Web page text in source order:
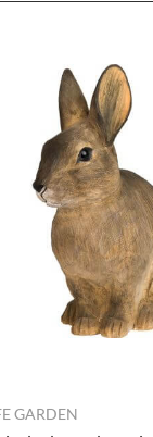
GARDEN
niezbędne do
narzędzia
informacje na
z Google